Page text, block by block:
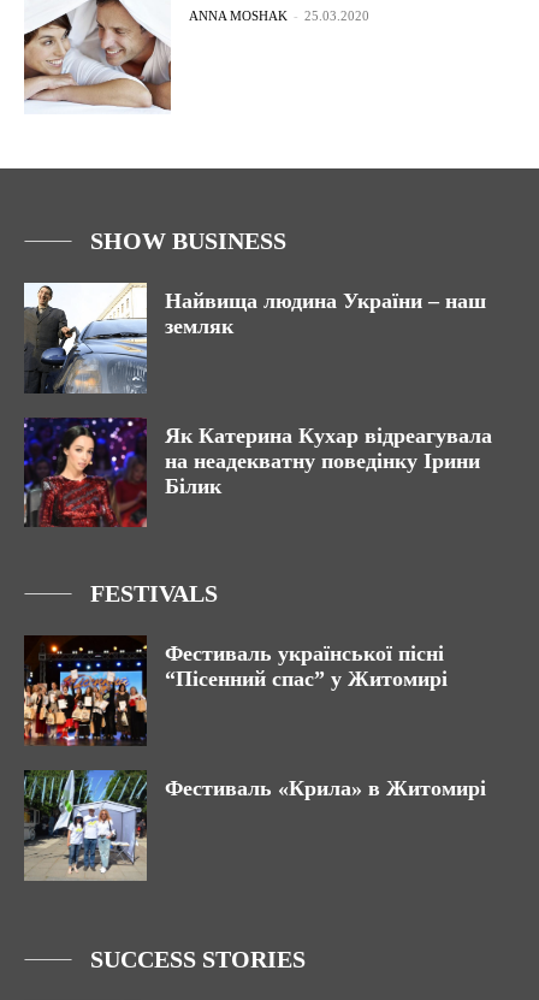
ANNA MOSHAK - 25.03.2020
SHOW BUSINESS
Найвища людина України – наш
земляк
Як Катерина Кухар відреагувала
на неадекватну поведінку Ірини
Білик
FESTIVALS
Фестиваль української пісні
“Пісенний спас” у Житомирі
Фестиваль «Крила» в Житомирі
SUCCESS STORIES